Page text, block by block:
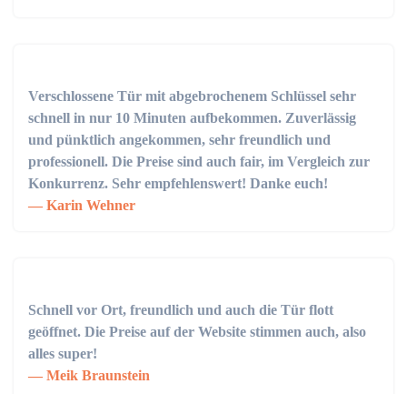
Verschlossene Tür mit abgebrochenem Schlüssel sehr
schnell in nur 10 Minuten aufbekommen. Zuverlässig
und pünktlich angekommen, sehr freundlich und
professionell. Die Preise sind auch fair, im Vergleich zur
Konkurrenz. Sehr empfehlenswert! Danke euch!
Karin Wehner
Schnell vor Ort, freundlich und auch die Tür flott
geöffnet. Die Preise auf der Website stimmen auch, also
alles super!
Meik Braunstein